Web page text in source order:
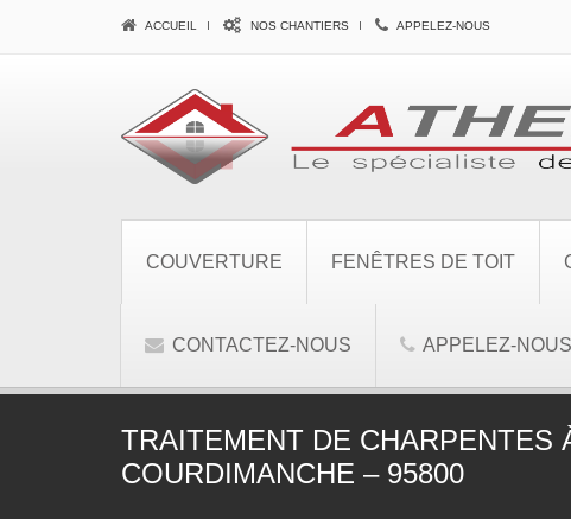
ACCUEIL NOS CHANTIERS APPELEZ-NOUS
COUVERTURE FENÊTRES DE TOIT
CONTACTEZ-NOUS APPELEZ-NOUS
TRAITEMENT DE CHARPENTES
COURDIMANCHE – 95800